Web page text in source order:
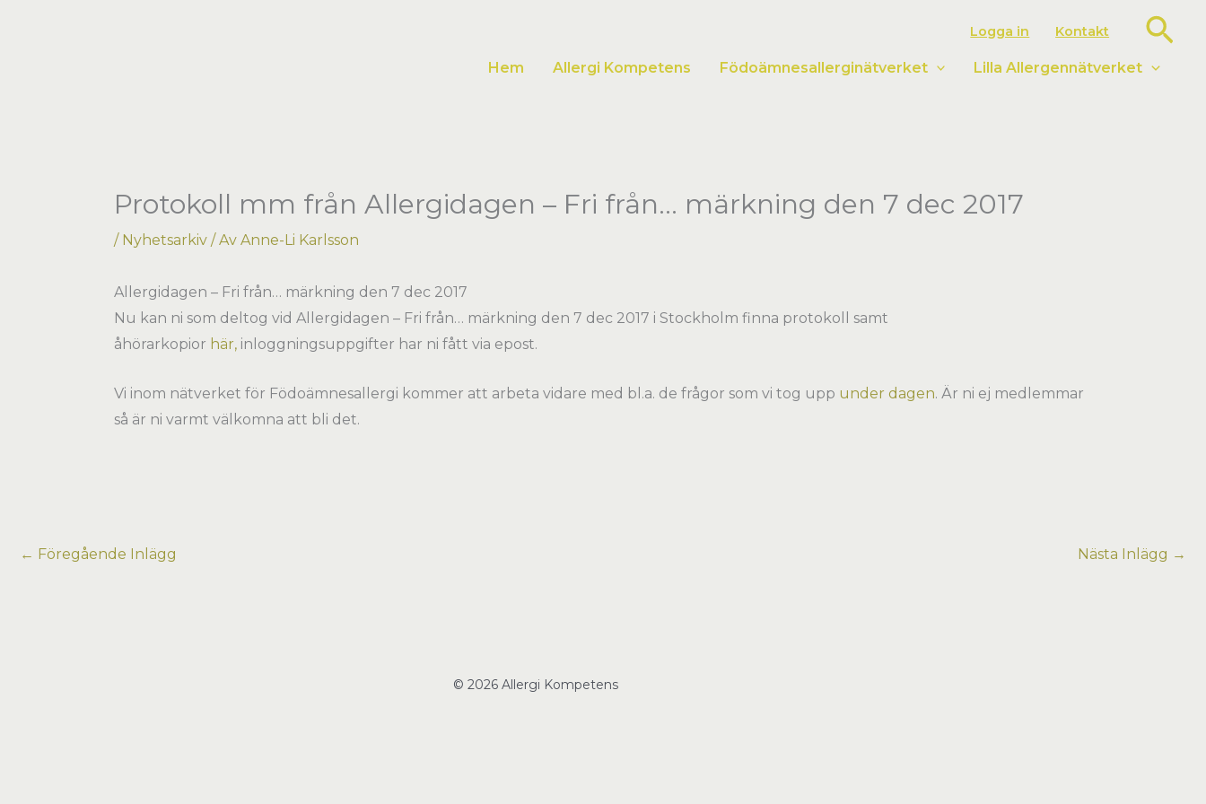
Logga in Kontakt Sök
Hem Allergi Kompetens Födoämnesallerginätverket Lilla Allergennätverket
Protokoll mm från Allergidagen – Fri från… märkning den 7 dec 2017
/ Nyhetsarkiv/ Av Anne-Li Karlsson
Allergidagen – Fri från… märkning den 7 dec 2017
Nu kan ni som deltog vid Allergidagen – Fri från… märkning den 7 dec 2017 i Stockholm finna protokoll samt
åhörarkopior här,inloggningsuppgifter har ni fått via epost.
Vi inom nätverket för Födoämnesallergi kommer att arbeta vidare med bl.a. de frågor som vi tog upp under dagen. Är ni ej medlemmar
så är ni varmt välkomna att bli det.
← Föregående Inlägg Nästa Inlägg →
© 2026 Allergi Kompetens